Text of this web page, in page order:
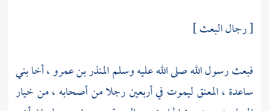
[ رجال البعث ]
فبعث رسول الله صلى الله عليه وسلمالمنذر بن عمرو، أخابني
ساعدة ، المعنق ليموت في أربعين رجلا من أصحابه ، من خيار